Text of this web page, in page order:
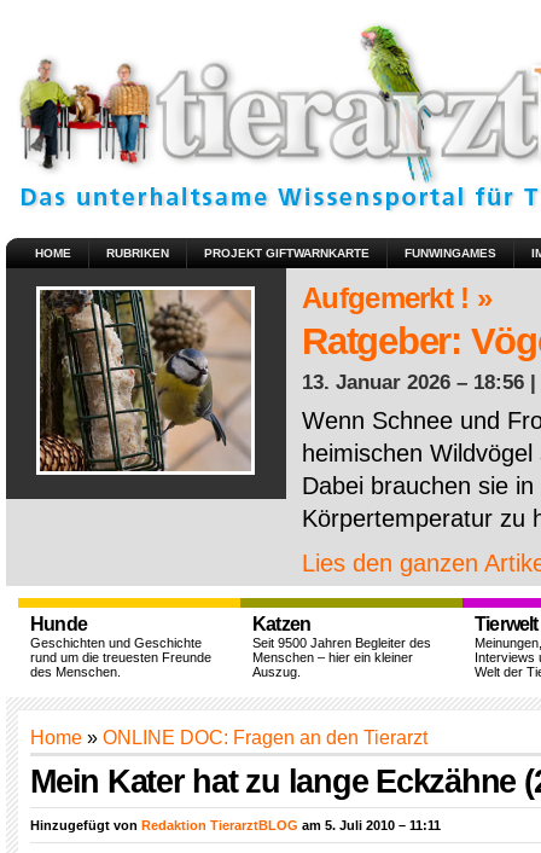
HOME RUBRIKEN PROJEKT GIFTWARNKARTE FUNWINGAMES
Aufgemerkt ! »
Ratgeber:
13. Januar 2026 – 18:56 |
Wenn Schnee und
heimischen
Dabei brauchen sie
Körpertemperatur zu
Lies den ganzen
Hunde
Geschichten und Geschichte
rund um die treuesten Freunde
des Menschen.
Katzen
Seit 9500 Jahren Begleiter des
Menschen – hier ein kleiner
Auszug.
Tierwelt
Interviews
Welt der
Home » ONLINE DOC: Fragen an den Tierarzt
Mein Kater hat zu lange Eckzähne
Hinzugefügt von Redaktion TierarztBLOG am 5. Juli 2010 – 11:11